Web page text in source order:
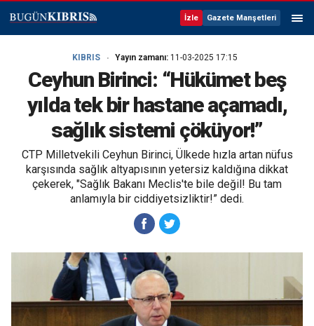
İzle Gazete Manşetleri
KIBRIS Yayın zamanı: 11-03-2025 17:15
Ceyhun Birinci: “Hükümet beş
yılda tek bir hastane açamadı,
sağlık sistemi çöküyor!”
CTP Milletvekili Ceyhun Birinci, Ülkede hızla artan nüfus
karşısında sağlık altyapısının yetersiz kaldığına dikkat
çekerek, "Sağlık Bakanı Meclis'te bile değil! Bu tam
anlamıyla bir ciddiyetsizliktir!” dedi.